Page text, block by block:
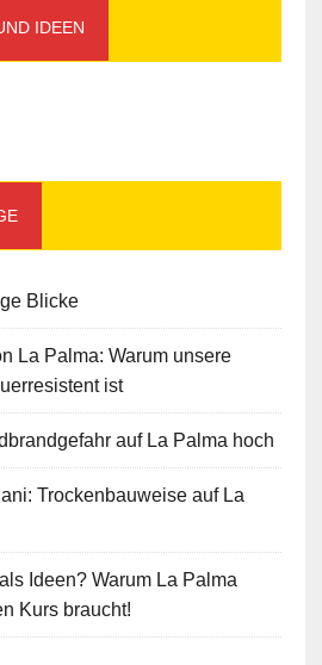
IDEEN
Blicke
La Palma: Warum unsere
ist
auf La Palma hoch
Trockenbauweise auf La
Ideen? Warum La Palma
Kurs braucht!